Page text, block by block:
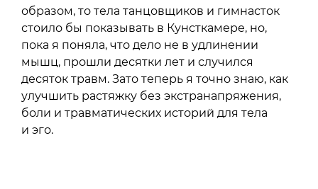
образом, то тела танцовщиков и гимнасток
стоило бы показывать в Кунсткамере, но,
пока я поняла, что дело не в удлинении
мышц, прошли десятки лет и случился
десяток травм. Зато теперь я точно знаю, как
улучшить растяжку без экстранапряжения,
боли и травматических историй для тела
и эго.